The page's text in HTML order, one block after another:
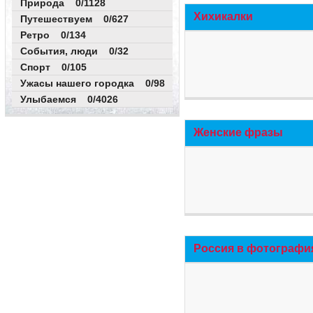
Природа 0/1128
Путешествуем 0/627
Ретро 0/134
События, люди 0/32
Спорт 0/105
Ужасы нашего городка 0/98
Улыбаемся 0/4026
Хихикалки
Женские фразы
Россия в